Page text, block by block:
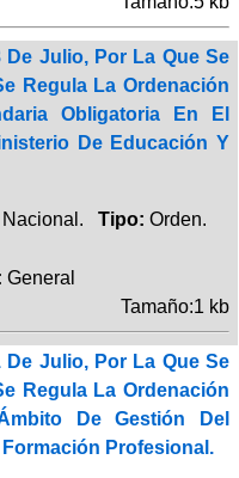
De Julio, Por La Que Se
Regula La Ordenación
Obligatoria En El
De Educación Y
Nacional. Tipo: Orden.
General
Tamaño:1 kb
De Julio, Por La Que Se
Regula La Ordenación
De Gestión Del
Profesional.